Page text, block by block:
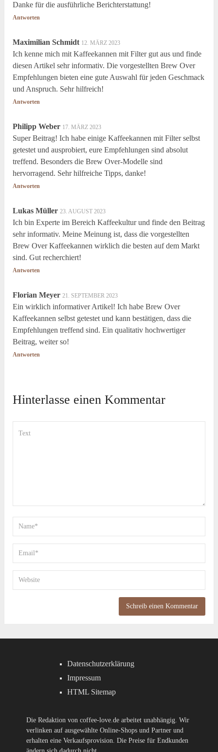
Danke für die ausführliche Berichterstattung!
Antworten
Maximilian Schmidt 12. MÄRZ 2023
Ich kenne mich mit Kaffeekannen mit Filter gut aus und finde
diesen Artikel sehr informativ. Die vorgestellten Brew Over
Empfehlungen bieten eine gute Auswahl für jeden Geschmack
und Anspruch. Sehr hilfreich!
Antworten
Philipp Weber 17. MÄRZ 2023
Super Beitrag! Ich habe einige Kaffeekannen mit Filter selbst
getestet und ausprobiert, eure Empfehlungen sind absolut
treffend. Besonders die Brew Over-Modelle sind
hervorragend. Sehr hilfreiche Tipps, danke!
Antworten
Lukas Müller 23. AUGUST 2023
Ich bin Experte im Bereich Kaffeekultur und finde den Beitrag
sehr informativ. Meine Meinung ist, dass die vorgestellten
Brew Over Kaffeekannen wirklich die besten auf dem Markt
sind. Gut recherchiert!
Antworten
Florian Meyer 21. SEPTEMBER 2023
Ein wirklich informativer Artikel! Ich habe Brew Over
Kaffeekannen selbst getestet und kann bestätigen, dass die
Empfehlungen treffend sind. Ein qualitativ hochwertiger
Beitrag, weiter so!
Antworten
Hinterlasse einen Kommentar
Datenschutzerklärung
Impressum
HTML Sitemap
Die Redaktion von coffee-love.de arbeitet unabhängig. Wir
verlinken auf ausgewählte Online-Shops und Partner und
erhalten eine Verkaufsprovision. Die Preise für Endkunden